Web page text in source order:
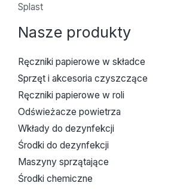
Splast
Nasze produkty
Ręczniki papierowe w składce
Sprzęt i akcesoria czyszczące
Ręczniki papierowe w roli
Odświeżacze powietrza
Wkłady do dezynfekcji
Środki do dezynfekcji
Maszyny sprzątające
Środki chemiczne